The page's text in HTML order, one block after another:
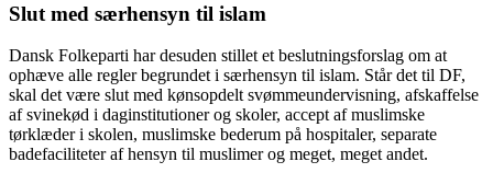
Slut med særhensyn til islam
Dansk Folkeparti har desuden stillet et beslutningsforslag om at
ophæve alle regler begrundet i særhensyn til islam. Står det til DF,
skal det være slut med kønsopdelt svømmeundervisning, afskaffelse
af svinekød i daginstitutioner og skoler, accept af muslimske
tørklæder i skolen, muslimske bederum på hospitaler, separate
badefaciliteter af hensyn til muslimer og meget, meget andet.